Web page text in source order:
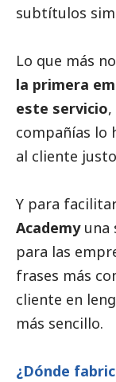
subtítulos
Lo que más
la primera
este servicio
compañías lo
al cliente
Y para
Academyuna
para las
frases más
cliente en
más sencillo.
¿Dónde